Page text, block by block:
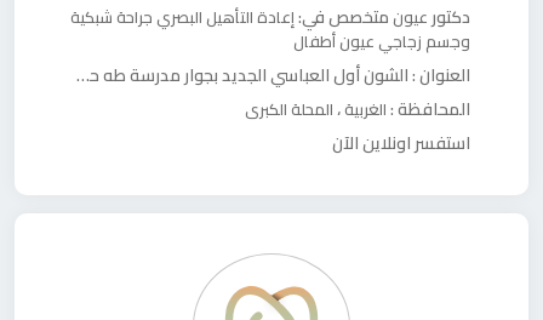
دكتور عيون متخصص في:إعادة التأهيل البصري جراحة شبكية
وجسم زجاجي عيون أطفال
العنوان :الشون أول العباسي الجديد بجوار مدرسة طه حسين - شارع نعمان الأعصر
المحافظة :الغربية،المحلة الكبرى
استفسر اونلاين الآن